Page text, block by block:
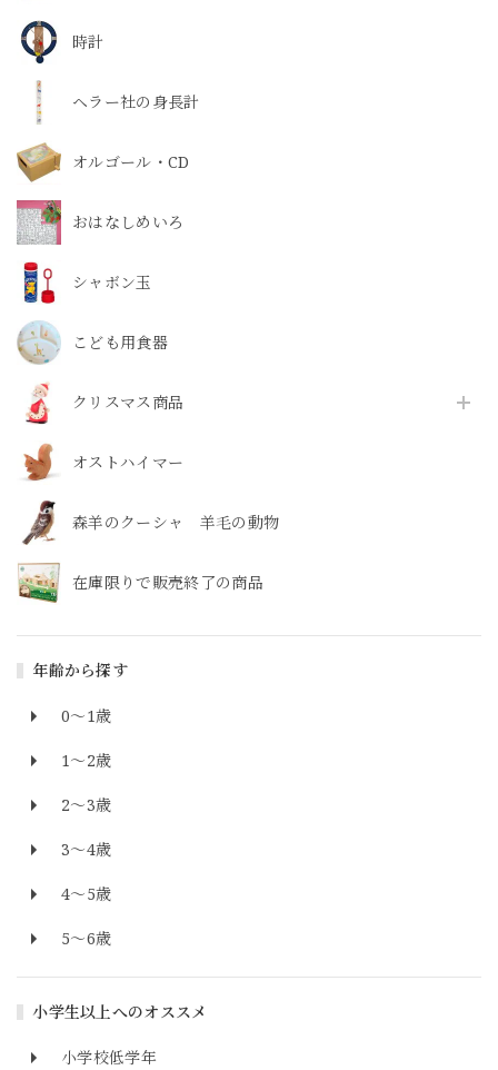
時計
ヘラー社の身長計
オルゴール・CD
おはなしめいろ
シャボン玉
こども用食器
クリスマス商品
オストハイマー
森羊のクーシャ 羊毛の動物
在庫限りで販売終了の商品
年齢から探す
0～1歳
1～2歳
2～3歳
3～4歳
4～5歳
5～6歳
小学生以上へのオススメ
小学校低学年